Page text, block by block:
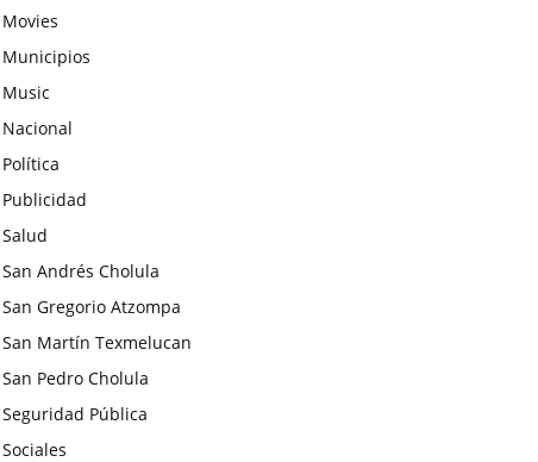
Movies
Municipios
Music
Nacional
Política
Publicidad
Salud
San Andrés Cholula
San Gregorio Atzompa
San Martín Texmelucan
San Pedro Cholula
Seguridad Pública
Sociales